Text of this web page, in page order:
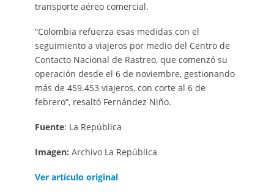
transporte aéreo comercial.
“Colombia refuerza esas medidas con el
seguimiento a viajeros por medio del Centro de
Contacto Nacional de Rastreo, que comenzó su
operación desde el 6 de noviembre, gestionando
más de 459.453 viajeros, con corte al 6 de
febrero”, resaltó Fernández Niño.
Fuente: La República
Imagen: Archivo La República
Ver artículo original